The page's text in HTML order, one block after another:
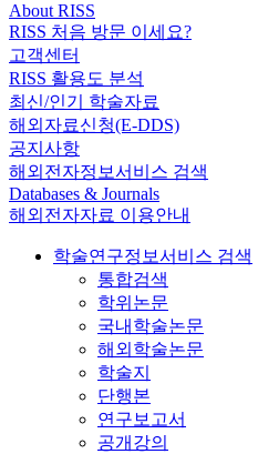
About RISS
RISS 처음 방문 이세요?
고객센터
RISS 활용도 분석
최신/인기 학술자료
해외자료신청(E-DDS)
공지사항
해외전자정보서비스 검색
Databases & Journals
해외전자자료 이용안내
학술연구정보서비스 검색
통합검색
학위논문
국내학술논문
해외학술논문
학술지
단행본
연구보고서
공개강의